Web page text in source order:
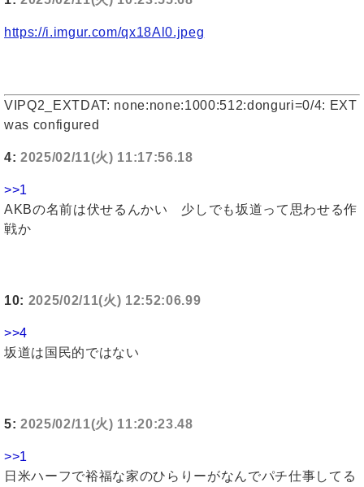
https://i.imgur.com/qx18Al0.jpeg
VIPQ2_EXTDAT: none:none:1000:512:donguri=0/4: EXT
was configured
4: 2025/02/11(火) 11:17:56.18
>>1
AKBの名前は伏せるんかい 少しでも坂道って思わせる作
戦か
10: 2025/02/11(火) 12:52:06.99
>>4
坂道は国民的ではない
5: 2025/02/11(火) 11:20:23.48
>>1
日米ハーフで裕福な家のひらりーがなんでパチ仕事してる